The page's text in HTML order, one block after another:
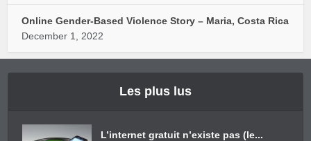
Online Gender-Based Violence Story – Maria, Costa Rica
December 1, 2022
Les plus lus
L’internet gratuit n’existe pas (le...